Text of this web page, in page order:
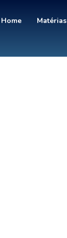
Home Matérias